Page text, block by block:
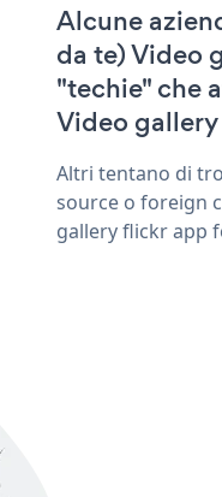
Alcune
da te) Video
"techie" che
Video
Altri tentano di
source o foreign
gallery flickr app